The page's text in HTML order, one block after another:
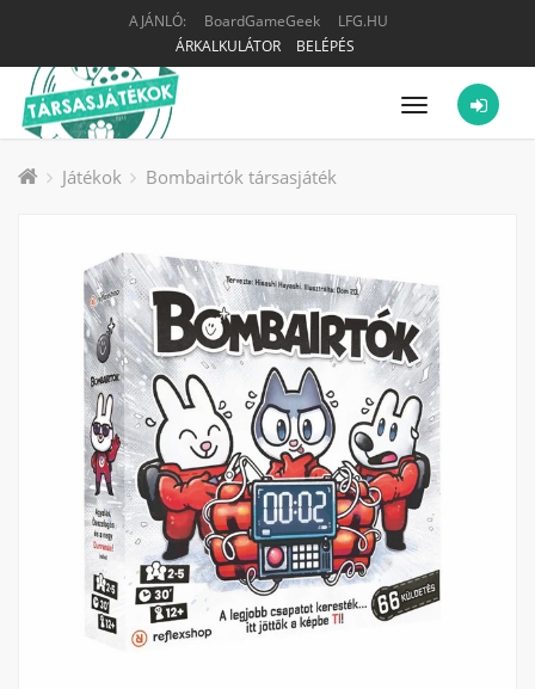
AJÁNLÓ: BoardGameGeek
LFG.HU
ÁRKALKULÁTOR
BELÉPÉS
Menü
Játékok Bombairtók társasjáték